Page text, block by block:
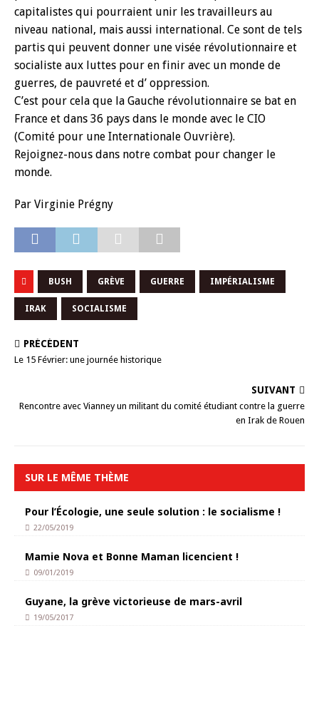
capitalistes qui pourraient unir les travailleurs au
niveau national, mais aussi international. Ce sont de tels
partis qui peuvent donner une visée révolutionnaire et
socialiste aux luttes pour en finir avec un monde de
guerres, de pauvreté et d’ oppression.
C’est pour cela que la Gauche révolutionnaire se bat en
France et dans 36 pays dans le monde avec le CIO
(Comité pour une Internationale Ouvrière).
Rejoignez-nous dans notre combat pour changer le
monde.
Par Virginie Prégny
BUSH GRÈVE GUERRE IMPÉRIALISME
IRAK SOCIALISME
PRÉCÉDENT
Le 15 Février: une journée historique
SUIVANT
Rencontre avec Vianney un militant du comité étudiant contre la guerre
en Irak de Rouen
SUR LE MÊME THÈME
Pour l’Écologie, une seule solution : le socialisme !
22/05/2019
Mamie Nova et Bonne Maman licencient !
09/01/2019
Guyane, la grève victorieuse de mars-avril
19/05/2017